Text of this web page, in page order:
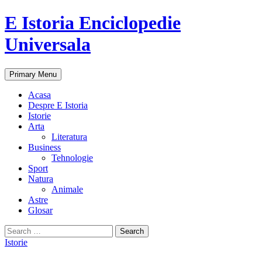
E Istoria Enciclopedie
Universala
Search
Primary Menu Skip
to
Acasa
Despre E Istoria
Istorie
Arta
Literatura
Business
Tehnologie
Sport
Natura
Animale
Astre
Glosar
Search
for:
Istorie